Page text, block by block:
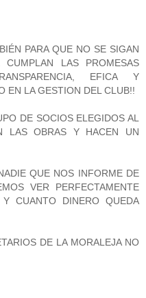
PARA QUE NO SE SIGAN
LAS PROMESAS
EFICA Y
EN LA GESTION DEL CLUB!!
DE SOCIOS ELEGIDOS AL
LAS OBRAS Y HACEN UN
QUE NOS INFORME DE
VER PERFECTAMENTE
CUANTO DINERO QUEDA
DE LA MORALEJA NO